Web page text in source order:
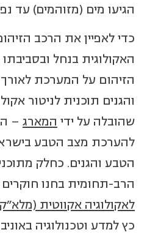
הגיעו מים (מזוהמים) עד
כדי לאפיין את הרכב
האקולוגית בנחל
הזיהום על המערכת
והגנים תוכנית לניטור
שהובלה על ידי המארג –
להערכת מצב הטבע
הטבע והגנים. כחלק
הרב-תחומית בחנו
לאקולוגיה אקווטית
כץ למדע וטכנולוגיה